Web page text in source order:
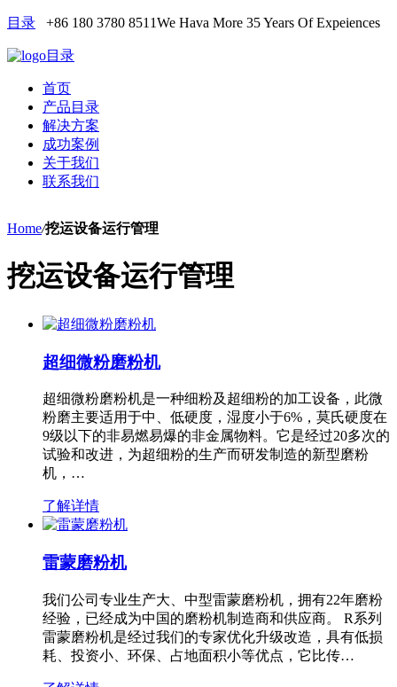
目录 +86 180 3780 8511We Hava More 35 Years Of Expeiences
目录
首页
产品目录
解决方案
成功案例
关于我们
联系我们
Home/挖运设备运行管理
挖运设备运行管理
超细微粉磨粉机
超细微粉磨粉机是一种细粉及超细粉的加工设备，此微
粉磨主要适用于中、低硬度，湿度小于6%，莫氏硬度在
9级以下的非易燃易爆的非金属物料。它是经过20多次的
试验和改进，为超细粉的生产而研发制造的新型磨粉
机，…
了解详情
雷蒙磨粉机
我们公司专业生产大、中型雷蒙磨粉机，拥有22年磨粉
经验，已经成为中国的磨粉机制造商和供应商。 R系列
雷蒙磨粉机是经过我们的专家优化升级改造，具有低损
耗、投资小、环保、占地面积小等优点，它比传…